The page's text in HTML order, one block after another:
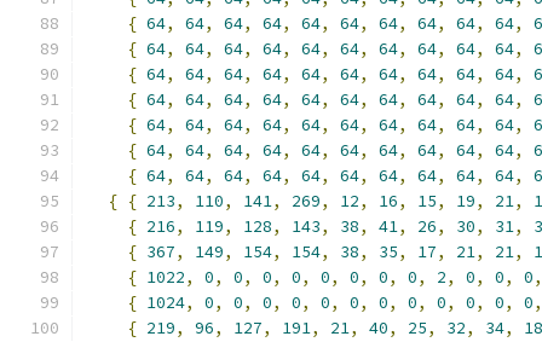
{ 64, 64, 64, 64, 64, 64, 64, 64, 64, 64,
{ 64, 64, 64, 64, 64, 64, 64, 64, 64, 64,
{ 64, 64, 64, 64, 64, 64, 64, 64, 64, 64,
{ 64, 64, 64, 64, 64, 64, 64, 64, 64, 64,
{ 64, 64, 64, 64, 64, 64, 64, 64, 64, 64,
{ 64, 64, 64, 64, 64, 64, 64, 64, 64, 64,
{ 64, 64, 64, 64, 64, 64, 64, 64, 64, 64,
{ { 213, 110, 141, 269, 12, 16, 15, 19, 21,
{ 216, 119, 128, 143, 38, 41, 26, 30, 31,
{ 367, 149, 154, 154, 38, 35, 17, 21, 21,
{ 1022, 0, 0, 0, 0, 0, 0, 0, 0, 2, 0, 0, 0,
{ 1024, 0, 0, 0, 0, 0, 0, 0, 0, 0, 0, 0, 0,
{ 219, 96, 127, 191, 21, 40, 25, 32, 34,
18